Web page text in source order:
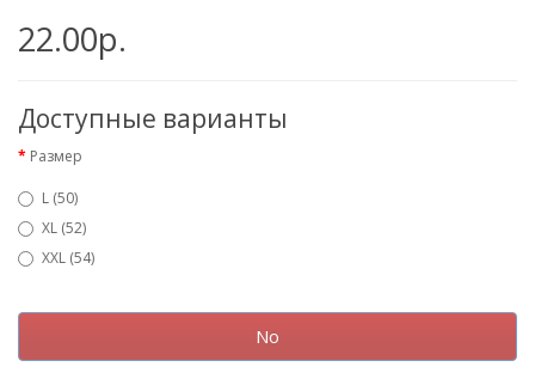
22.00р.
Доступные варианты
Размер
L (50)
XL (52)
XXL (54)
No